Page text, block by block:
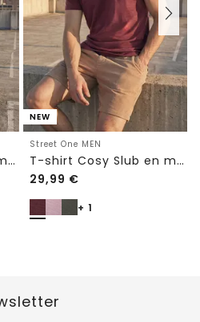
T-shirt Cosy Slub en maille texturée
NEW
Street One MEN
T-shirt Cosy Slub en maille texturée
29,99 €
+ 1